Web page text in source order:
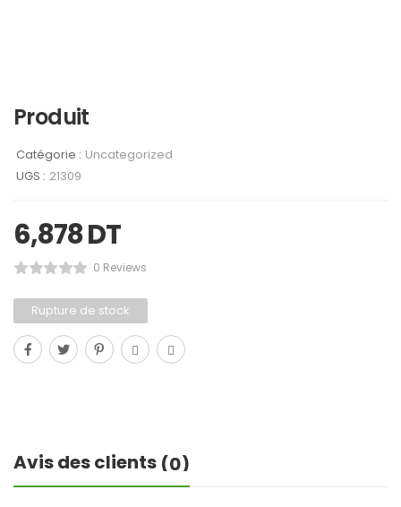
Produit
Catégorie : Uncategorized
UGS : 21309
6,878DT
0 Reviews
Rupture de stock
Avis des clients (0)